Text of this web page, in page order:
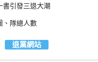
書引發三退大潮
、隊總人數
退黨網站